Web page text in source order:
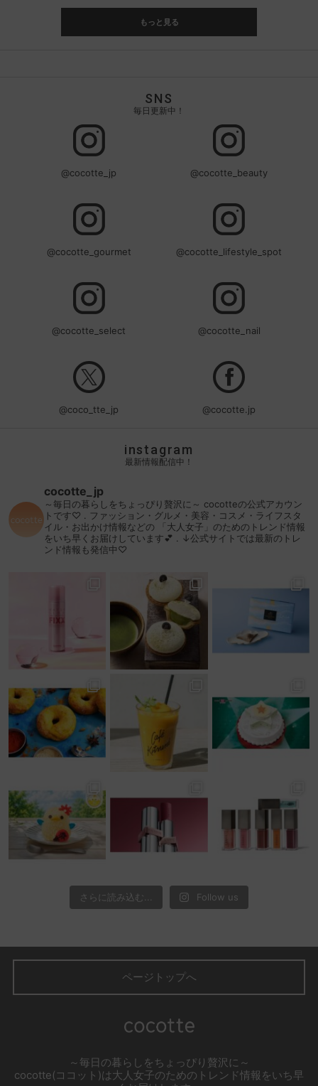
もっと見る
SNS
毎日更新中！
@cocotte_jp @cocotte_beauty
@cocotte_gourmet @cocotte_lifestyle_spot
@cocotte_select @cocotte_nail
@coco_tte_jp @cocotte.jp
instagram
最新情報配信中！
cocotte_jp
～毎日の暮らしをちょっぴり贅沢に～ cocotteの公式アカウン
トです♡
ファッション・グルメ・美容・コスメ・ライフスタ
イル・お出かけ情報などの 「大人女子」のためのトレンド情報
をいち早くお届けしています💕
↓公式サイトでは最新のトレ
ンド情報も発信中♡
さらに読み込む... Follow us
ページトップへ
～毎日の暮らしをちょっぴり贅沢に～
cocotte(ココット)は大人女子のためのトレンド情報をいち早